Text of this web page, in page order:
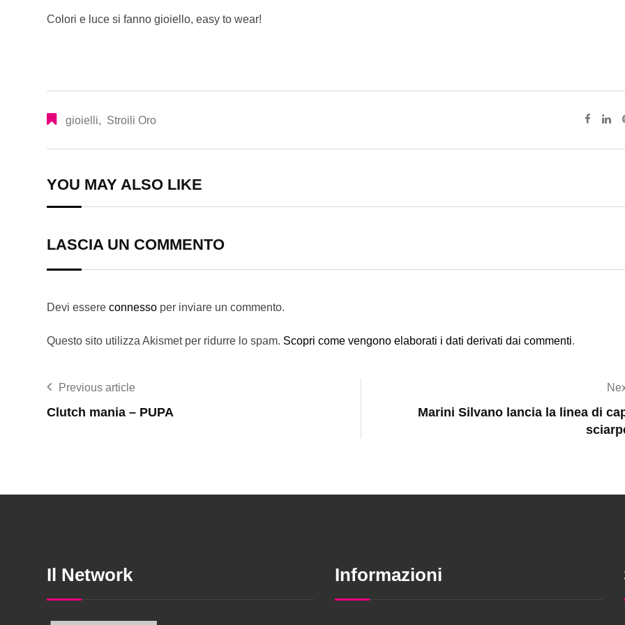
Colori e luce si fanno gioiello, easy to wear!
gioielli, Stroili Oro
YOU MAY ALSO LIKE
LASCIA UN COMMENTO
Devi essere connesso per inviare un commento.
Questo sito utilizza Akismet per ridurre lo spam. Scopri come vengono elaborati i dati derivati dai commenti.
Previous article
Clutch mania – PUPA
Marini Silvano lancia la linea di
Il Network Informazioni